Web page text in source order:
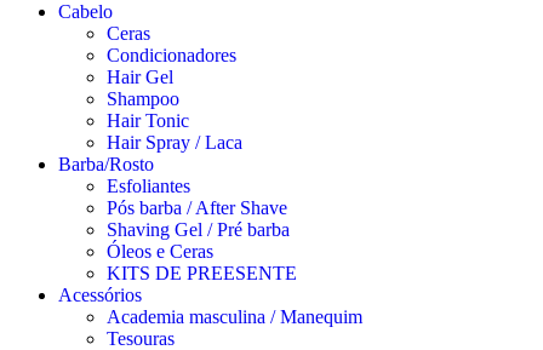
Cabelo
Ceras
Condicionadores
Hair Gel
Shampoo
Hair Tonic
Hair Spray / Laca
Barba/Rosto
Esfoliantes
Pós barba / After Shave
Shaving Gel / Pré barba
Óleos e Ceras
KITS DE PREESENTE
Acessórios
Academia masculina / Manequim
Tesouras